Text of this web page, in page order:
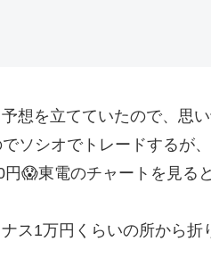
想を立てていたので、思
ソシオでトレードするが
😱東電のチャートを見る
ス1万円くらいの所から折